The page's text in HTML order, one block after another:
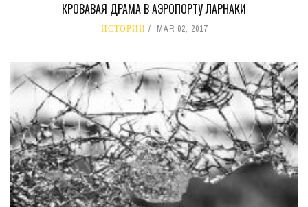
КРОВАВАЯ ДРАМА В АЭРОПОРТУ ЛАРНАКИ
ИСТОРИИ MAR 02, 2017